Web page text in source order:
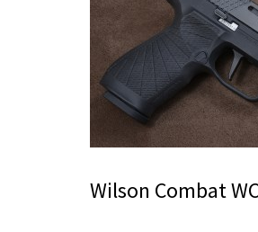
Wilson Combat